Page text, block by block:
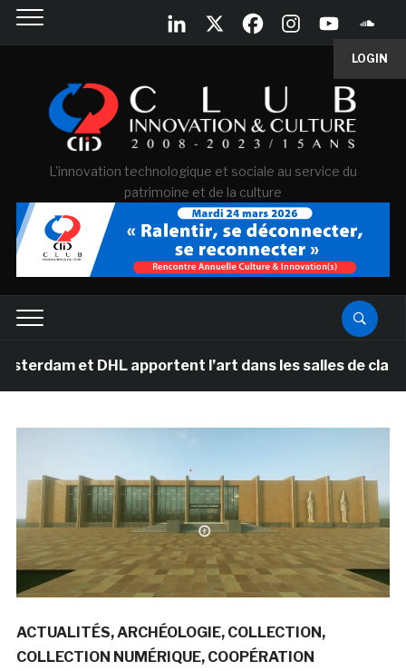
LOGIN
L'innovation technologique et sociale au service du
patrimoine et de la culture
et DHL apportent l’art dans les salles de classe des
ACTUALITÉS ARCHÉOLOGIE COLLECTION
COLLECTION NUMÉRIQUE COOPÉRATION